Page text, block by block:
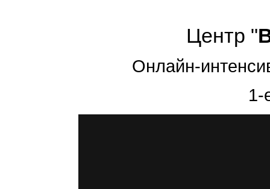
Центр "
Онлайн-
1-